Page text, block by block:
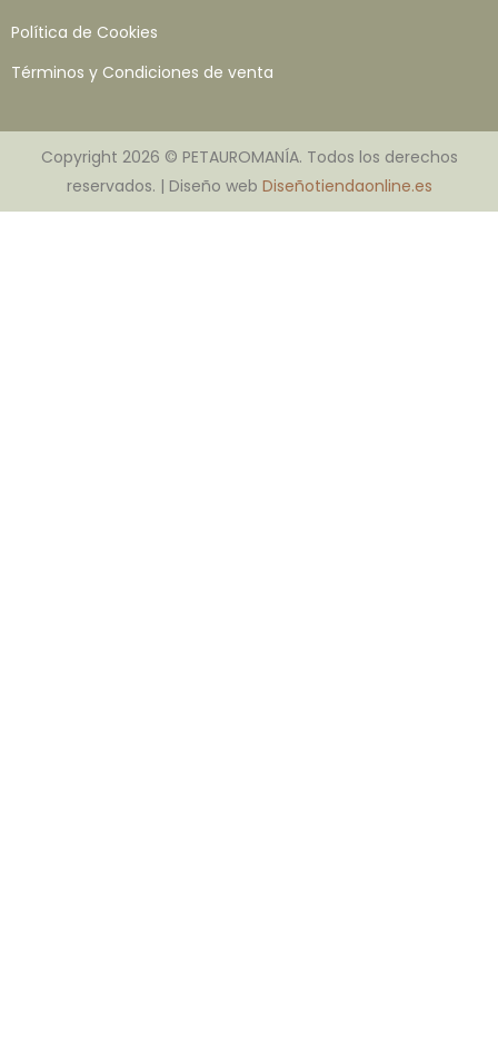
Política de Cookies
Términos y Condiciones de venta
Copyright 2026 © PETAUROMANÍA. Todos los derechos
reservados. | Diseño web Diseñotiendaonline.es